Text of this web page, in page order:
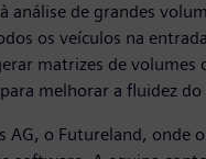
de grandes
os veículos na
matrizes de
melhorar a fluidez
o Futureland, onde